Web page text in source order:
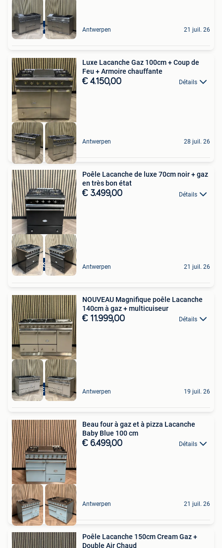
Lacanche 150cm Antwerpen 21 juil. 26
Luxe Lacanche Gaz 100cm + Coup de
Feu + Armoire chauffante
€ 4.150,00 Détails
Antwerpen 28 juil. 26
Top Staat
Poêle Lacanche de luxe 70cm noir + gaz
en très bon état
€ 3.499,00 Détails
Antwerpen 21 juil. 26
NIEUW
NOUVEAU Magnifique poêle Lacanche
140cm à gaz + multicuiseur
€ 11.999,00 Détails
Antwerpen 19 juil. 26
Beau four à gaz et à pizza Lacanche
Baby Blue 100 cm
€ 6.499,00 Détails
Antwerpen 21 juil. 26
Poêle Lacanche 150cm Cream Gaz +
Double Air Chaud